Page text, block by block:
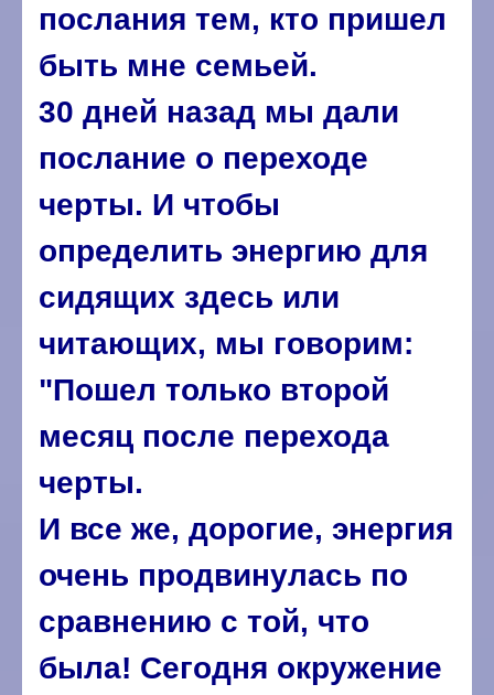
послания тем, кто пришел
быть мне семьей.
30 дней назад мы дали
послание о переходе
черты. И чтобы
определить энергию для
сидящих здесь или
читающих, мы говорим:
"Пошел только второй
месяц после перехода
черты.
И все же, дорогие, энергия
очень продвинулась по
сравнению с той, что
была! Сегодня окружение